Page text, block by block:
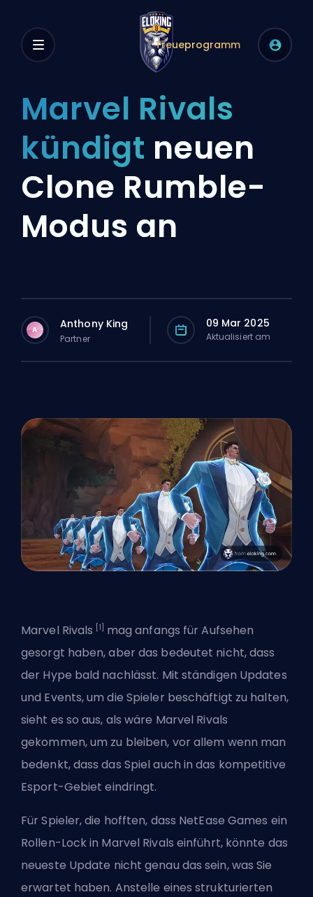
Treueprogramm
Marvel Rivals
kündigt neuen
Clone Rumble-
Modus an
A Anthony King
Partner
09 Mar 2025
Aktualisiert am
Marvel Rivals [1]
mag anfangs für Aufsehen
gesorgt haben, aber das bedeutet nicht, dass
der Hype bald nachlässt. Mit ständigen Updates
und Events, um die Spieler beschäftigt zu halten,
sieht es so aus, als wäre Marvel Rivals
gekommen, um zu bleiben, vor allem wenn man
bedenkt, dass das Spiel auch in das kompetitive
Esport-Gebiet eindringt.
Für Spieler, die hofften, dass NetEase Games ein
Rollen-Lock in Marvel Rivals einführt, könnte das
neueste Update nicht genau das sein, was Sie
erwartet haben. Anstelle eines strukturierten